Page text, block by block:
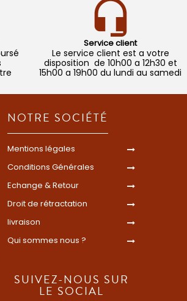
Service client
Le service client est a votre
disposition de 10h00 a 12h30 et
15h00 a 19h00 du lundi au samedi
NOTRE SOCIÉTÉ
Mentions légales
Conditions Générales
Echange & Retour
Droit de rétractation
livraison
Qui sommes nous ?
SUIVEZ-NOUS SUR
LE SOCIAL